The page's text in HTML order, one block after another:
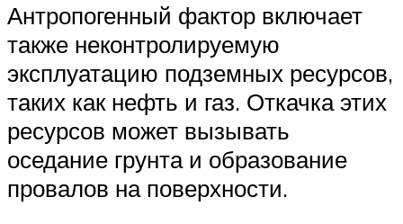
Антропогенный фактор включает
также неконтролируемую
эксплуатацию подземных ресурсов,
таких как нефть и газ. Откачка этих
ресурсов может вызывать
оседание грунта и образование
провалов на поверхности.